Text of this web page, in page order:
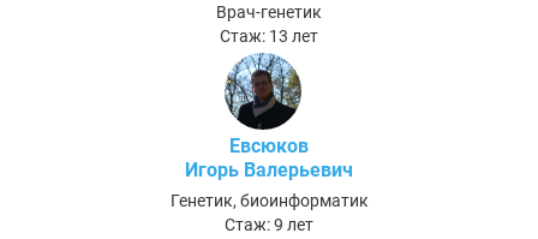
Врач-генетик
Стаж: 13 лет
Евсюков
Игорь Валерьевич
Генетик, биоинформатик
Стаж: 9 лет